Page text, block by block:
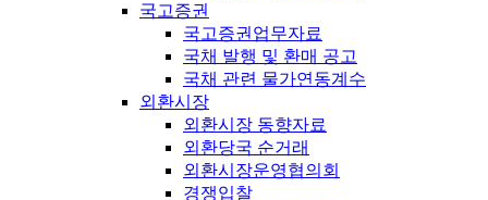
국고증권
국고증권업무자료
국채 발행 및 환매 공고
국채 관련 물가연동계수
외환시장
외환시장 동향자료
외환당국 순거래
외환시장운영협의회
경쟁입찰